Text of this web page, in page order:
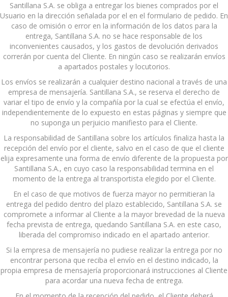
Santillana S.A. se obliga a entregar los bienes comprados por el
Usuario en la dirección señalada por el en el formulario de pedido. En
caso de omisión o error en la información de los datos para la
entrega, Santillana S.A. no se hace responsable de los
inconvenientes causados, y los gastos de devolución derivados
correrán por cuenta del Cliente. En ningún caso se realizarán envíos
a apartados postales y locutorios.
Los envíos se realizarán a cualquier destino nacional a través de una
empresa de mensajería. Santillana S.A., se reserva el derecho de
variar el tipo de envío y la compañía por la cual se efectúa el envío,
independientemente de lo expuesto en estas páginas y siempre que
no suponga un perjuicio manifiesto para el Cliente.
La responsabilidad de Santillana sobre los artículos finaliza hasta la
recepción del envío por el cliente, salvo en el caso de que el cliente
elija expresamente una forma de envío diferente de la propuesta por
Santillana S.A., en cuyo caso la responsabilidad termina en el
momento de la entrega al transportista elegido por el Cliente.
En el caso de que motivos de fuerza mayor no permitieran la
entrega del pedido dentro del plazo establecido, Santillana S.A. se
compromete a informar al Cliente a la mayor brevedad de la nueva
fecha prevista de entrega, quedando Santillana S.A. en este caso,
liberada del compromiso indicado en el apartado anterior.
Si la empresa de mensajería no pudiese realizar la entrega por no
encontrar persona que reciba el envío en el destino indicado, la
propia empresa de mensajería proporcionará instrucciones al Cliente
para acordar una nueva fecha de entrega.